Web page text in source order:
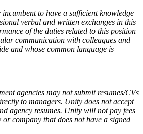
to have a sufficient knowledge
verbal and written exchanges in this
of the duties related to this position
communication with colleagues and
and whose common language is
agencies may not submit resumes/CVs
to managers. Unity does not accept
agency resumes. Unity will not pay fees
company that does not have a signed